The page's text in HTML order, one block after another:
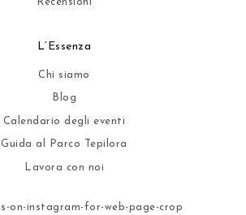
L’Essenza
Chi siamo
Blog
Calendario degli eventi
Guida al Parco Tepilora
Lavora con noi